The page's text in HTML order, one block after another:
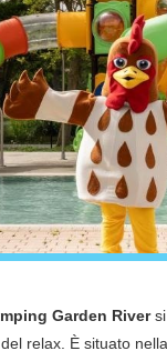
Garden Riversi
relax. È situato